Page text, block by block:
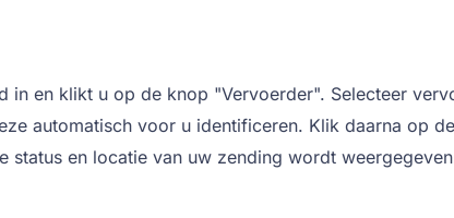
en klikt u op de knop "Vervoerder". Selecteer
automatisch voor u identificeren. Klik daarna op
en locatie van uw zending wordt